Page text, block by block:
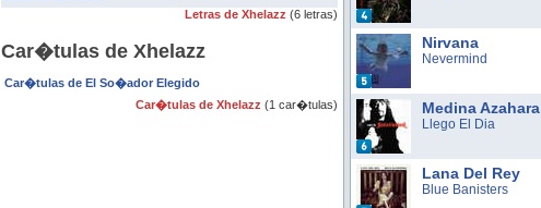
Letras de Xhelazz (6 letras)
Car�tulas de Xhelazz
Car�tulas de El So�ador Elegido
Car�tulas de Xhelazz (1 car�tulas)
Nirvana
Nevermind
Medina Azahara
Llego El Dia
Lana Del Rey
Blue Banisters